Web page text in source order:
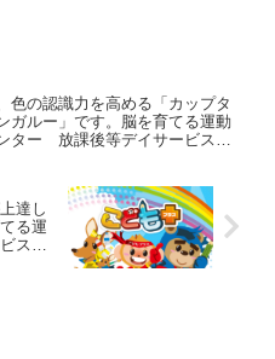
色の認識力を高める「カップタ
ガルー」です。脳を育てる運動
ター 放課後等デイサービスの
達し
る運
スの